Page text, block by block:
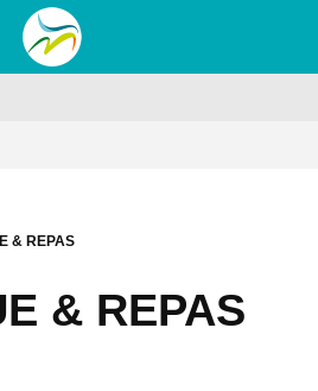
& REPAS
& REPAS